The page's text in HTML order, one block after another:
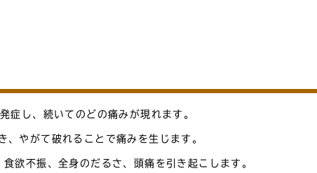
し、続いてのどの痛みが現れます。
、やがて破れることで痛みを生じます。
欲不振、全身のだるさ、頭痛を引き起こします。